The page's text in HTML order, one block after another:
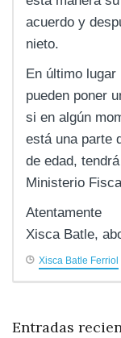
acuerdo y
nieto.
En último
pueden poner
si en algún
está una parte
de edad,
Ministerio
Atentamente
Xisca Batle,
Xisca Batle Ferriol
Entradas